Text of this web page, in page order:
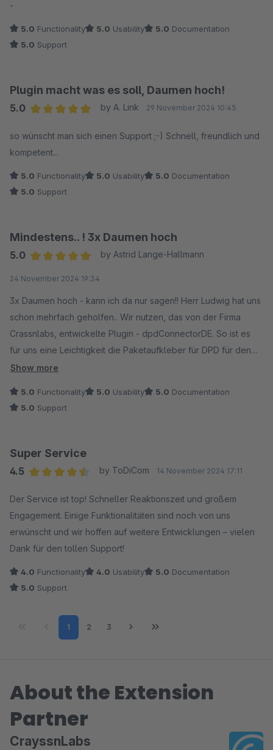
-
5.0 Functionality 5.0 Usability 5.0 Documentation
5.0 Support
Plugin macht was es soll, Daumen hoch!
5.0
by A. Link 29 November 2024 10:45
so wünscht man sich einen Support ;-) Schnell, freundlich und
kompetent...
5.0 Functionality 5.0 Usability 5.0 Documentation
5.0 Support
Mindestens.. ! 3x Daumen hoch
5.0
by Astrid Lange-Hallmann
24 November 2024 19:34
3x Daumen hoch - kann ich da nur sagen!! Herr Ludwig hat uns
schon mehrfach geholfen.. Wir nutzen, das von der Firma
Crassnlabs, entwickelte Plugin - dpdConnectorDE. So ist es
für uns eine Leichtigkeit die Paketaufkleber für DPD für den
Versand zu erstellen. Nach Durchführung eines Updates von
Wo meine Agentur (es ist leider nicht die Fa. Craysslabs)erst
einmal ewig dafür brauchte eine Problemlösung dafür zu
hatte die Nachricht gerade erst geschickt - ratz fatz war das
Problem gelöst. Vielen Dank dafür! Fehmarn Rapskissen -
Show more
5.0 Functionality 5.0 Usability 5.0 Documentation
5.0 Support
Super Service
4.5
by ToDiCom 14 November 2024 17:11
Der Service ist top! Schneller Reaktionszeit und großem
Engagement. Einige Funktionalitäten sind noch von uns
erwünscht und wir hoffen auf weitere Entwicklungen – vielen
Dank für den tollen Support!
4.0 Functionality 4.0 Usability 5.0 Documentation
5.0 Support
Page
1 Page
2 Page
3
About the Extension
Partner
CrayssnLabs